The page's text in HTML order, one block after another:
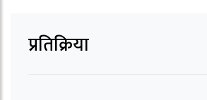
प्रतिक्रिया